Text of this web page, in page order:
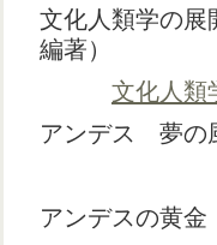
文化人類学の
編著）
文化人類
アンデス 夢の
アンデスの黄